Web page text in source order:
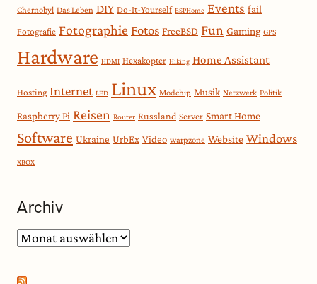
Chernobyl Das Leben DIY Do-It-Yourself ESPHome Events fail
Fotografie Fotographie Fotos FreeBSD Fun Gaming GPS
Hardware HDMI Hexakopter Hiking Home Assistant
Hosting Internet LED Linux Modchip Musik Netzwerk Politik
Raspberry Pi Reisen Router Russland Server Smart Home
Software Ukraine UrbEx Video warpzone Website Windows
XBOX
Archiv
Archiv